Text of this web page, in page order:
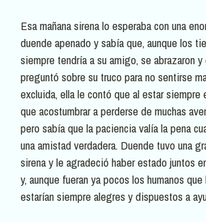
Esa mañana sirena lo esperaba con una
duende apenado y sabía que, aunque los
siempre tendría a su amigo, se abrazaron
preguntó sobre su truco para no sentirse
excluida, ella le contó que al estar siempre
que acostumbrar a perderse de muchas
pero sabía que la paciencia valía la pena
una amistad verdadera. Duende tuvo una
sirena y le agradeció haber estado juntos
y, aunque fueran ya pocos los humanos
estarían siempre alegres y dispuestos a